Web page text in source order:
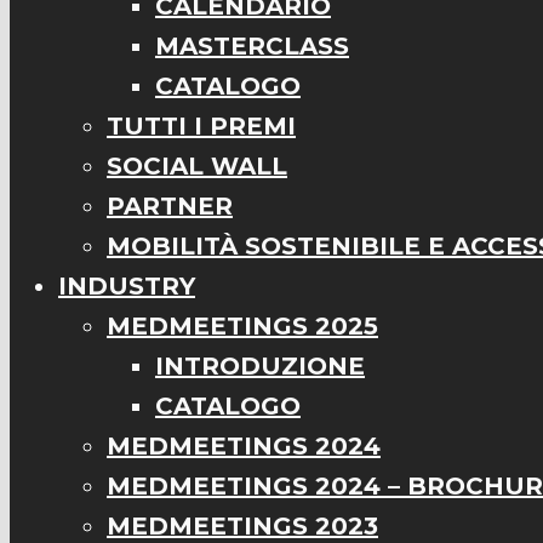
CALENDARIO
MASTERCLASS
CATALOGO
TUTTI I PREMI
SOCIAL WALL
PARTNER
MOBILITÀ SOSTENIBILE E
INDUSTRY
MEDMEETINGS 2025
INTRODUZIONE
CATALOGO
MEDMEETINGS 2024
MEDMEETINGS 2024 –
MEDMEETINGS 2023